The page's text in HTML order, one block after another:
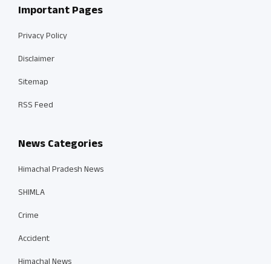
Important Pages
Privacy Policy
Disclaimer
Sitemap
RSS Feed
News Categories
Himachal Pradesh News
SHIMLA
Crime
Accident